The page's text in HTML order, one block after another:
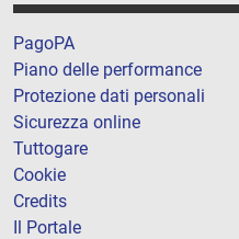
PagoPA
Piano delle performance
Protezione dati personali
Sicurezza online
Tuttogare
Cookie
Credits
Il Portale